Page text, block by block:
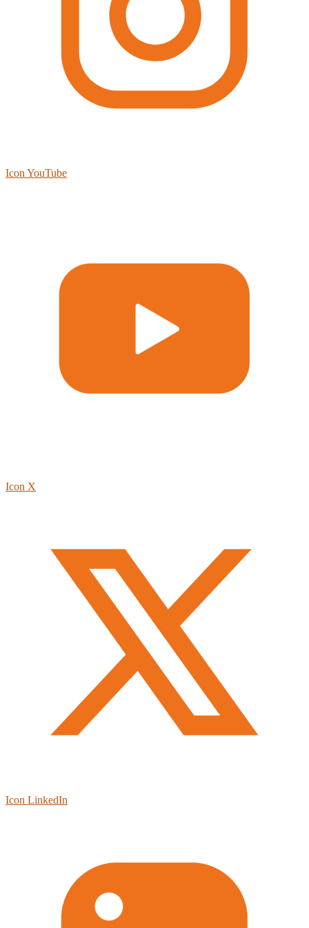
Icon YouTube
Icon X
Icon LinkedIn